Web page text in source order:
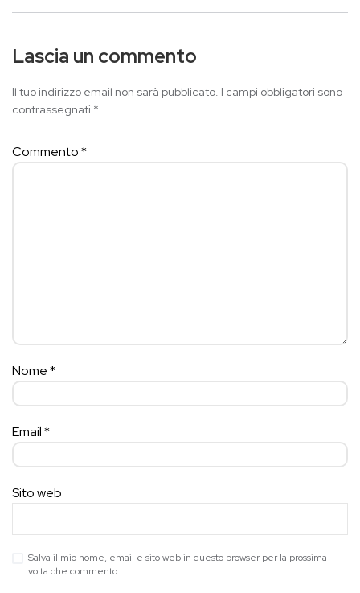
Lascia un commento
Il tuo indirizzo email non sarà pubblicato. I campi obbligatori sono
contrassegnati *
Commento*
Nome*
Email*
Sito web
Salva il mio nome, email e sito web in questo browser per la prossima
volta che commento.